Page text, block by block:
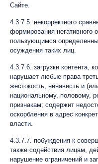
Сайте.
4.3.7.5. некорректного
формирования негативного
пользующимся
осуждения таких лиц.
4.3.7.6. загрузки контента,
нарушает любые права
жестокость, ненависть и
национальному, половому,
признакам; содержит
оскорбления в адрес
власти.
4.3.7.7. побуждения к
также содействия лицам,
нарушение ограничений и